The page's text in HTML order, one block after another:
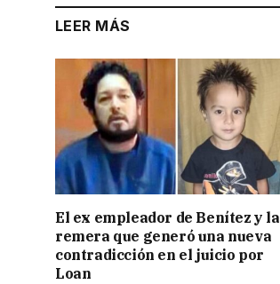
LEER MÁS
El ex empleador de Benítez y la
remera que generó una nueva
contradicción en el juicio por
Loan